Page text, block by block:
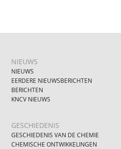
NIEUWS
NIEUWS
EERDERE NIEUWSBERICHTEN
BERICHTEN
KNCV NIEUWS
GESCHIEDENIS
GESCHIEDENIS VAN DE CHEMIE
CHEMISCHE ONTWIKKELINGEN